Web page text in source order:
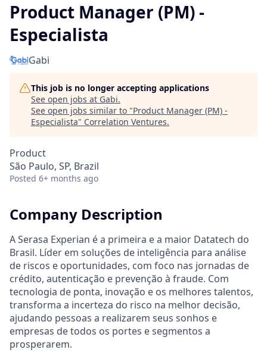
Product Manager (PM) -
Especialista
Gabi
This job is no longer accepting applications
See open jobs at Gabi.
See open jobs similar to "Product Manager (PM) -
Especialista" Correlation Ventures.
Product
São Paulo, SP, Brazil
Posted 6+ months ago
Company Description
A Serasa Experian é a primeira e a maior Datatech do
Brasil. Líder em soluções de inteligência para análise
de riscos e oportunidades, com foco nas jornadas de
crédito, autenticação e prevenção à fraude. Com
tecnologia de ponta, inovação e os melhores talentos,
transforma a incerteza do risco na melhor decisão,
ajudando pessoas a realizarem seus sonhos e
empresas de todos os portes e segmentos a
prosperarem.